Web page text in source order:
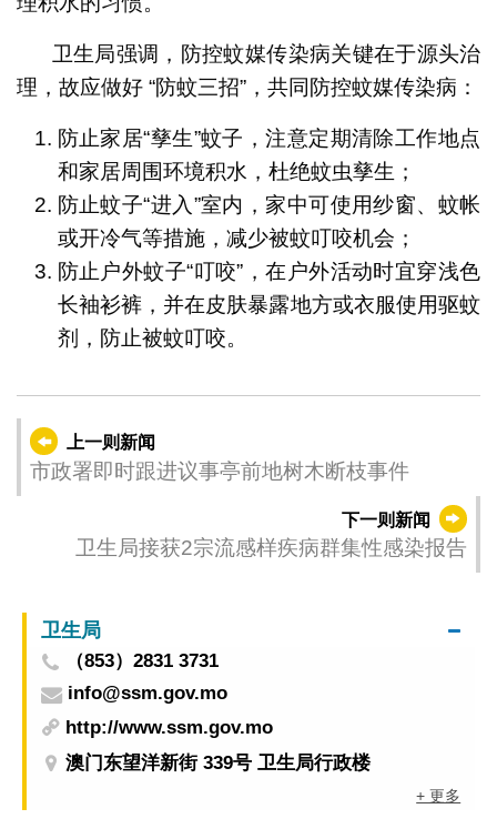
卫生局强调，防控蚊媒传染病关键在于源头治
理，故应做好 “防蚊三招”，共同防控蚊媒传染病：
防止家居“孳生”蚊子，注意定期清除工作地点
和家居周围环境积水，杜绝蚊虫孳生；
防止蚊子“进入”室内，家中可使用纱窗、蚊帐
或开冷气等措施，减少被蚊叮咬机会；
防止户外蚊子“叮咬”，在户外活动时宜穿浅色
长袖衫裤，并在皮肤暴露地方或衣服使用驱蚊
剂，防止被蚊叮咬。
上一则新闻
市政署即时跟进议事亭前地树木断枝事件
下一则新闻
卫生局接获2宗流感样疾病群集性感染报告
卫生局
（853）2831 3731
info@ssm.gov.mo
http://www.ssm.gov.mo
澳门东望洋新街 339号 卫生局行政楼
+ 更多